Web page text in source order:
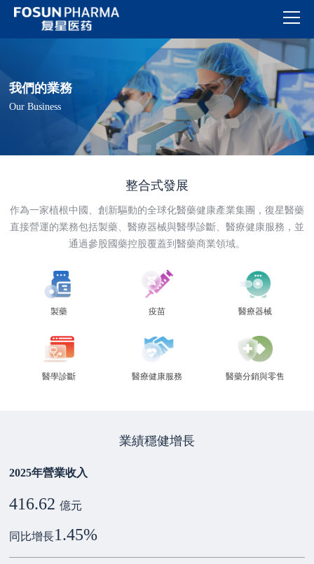
我們的業務
Our Business
整合式發展
作為一家植根中國、創新驅動的全球化醫藥健康產業集團，復星醫藥
直接營運的業務包括製藥、醫療器械與醫學診斷、醫療健康服務，並
通過參股國藥控股覆蓋到醫藥商業領域。
製藥 疫苗 醫療器械
醫學診斷 醫療健康服務 醫藥分銷與零售
業績穩健增長
2025年營業收入
416.62 億元
同比增長1.45%